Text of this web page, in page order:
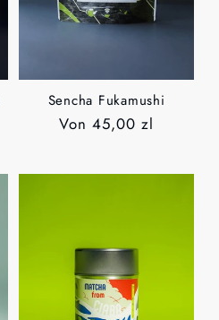
Sencha Fukamushi
Normaler
Von45,00 zl